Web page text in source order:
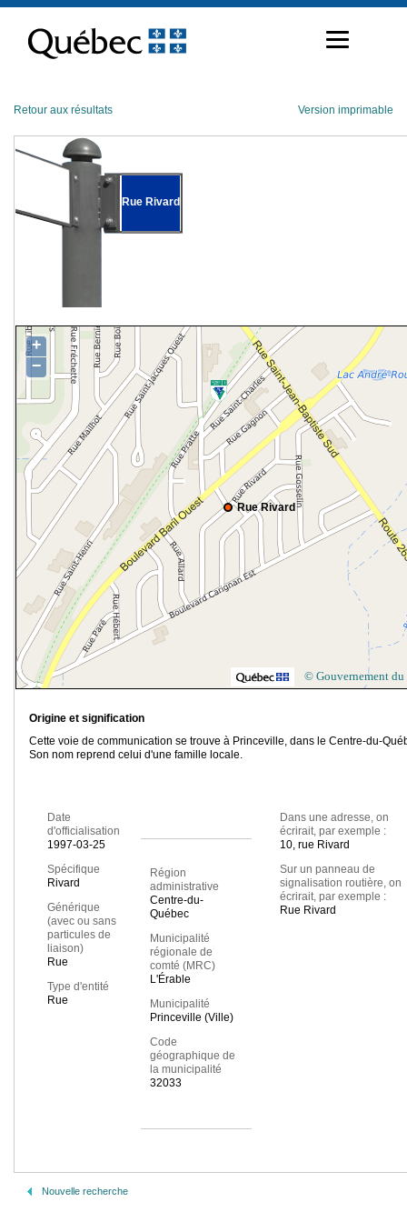
contenu
Retour aux résultats Version imprimable
Rue Rivard
Rue Rivard
+
−
© Gouvernement du
Origine et signification
Cette voie de communication se trouve à Princeville, dans le Centre-du-
Son nom reprend celui d'une famille locale.
Date
d'officialisation
1997-03-25
Spécifique
Rivard
Générique
(avec ou sans
particules de
liaison)
Rue
Type d'entité
Rue
Région
administrative
Centre-du-
Québec
Municipalité
régionale de
comté (MRC)
L'Érable
Municipalité
Princeville (Ville)
Code
géographique de
la municipalité
32033
Dans une adresse, on
écrirait, par exemple :
10, rue Rivard
Sur un panneau de
signalisation routière, on
écrirait, par exemple :
Rue Rivard
Nouvelle recherche